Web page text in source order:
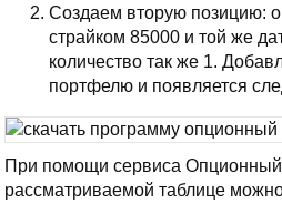
Создаем вторую позицию:
страйком 85000 и той же
количество так же 1.
портфелю и появляется
При помощи сервиса Опционный
рассматриваемой таблице